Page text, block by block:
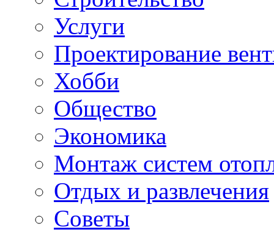
Услуги
Проектирование
Хобби
Общество
Экономика
Монтаж систем
Отдых и развлечения
Советы